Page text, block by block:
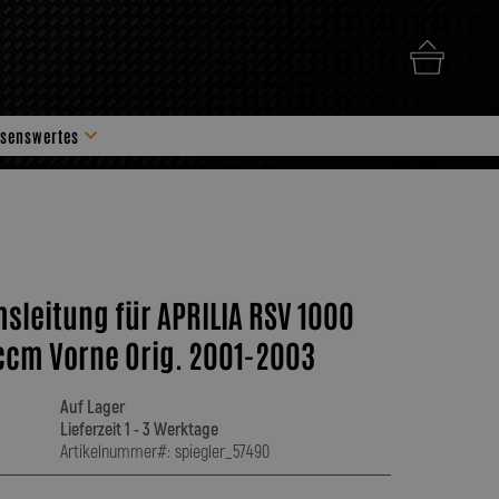
für APRILIA RSV 1000
Vorne Orig. 2001-2003
Auf Lager
Lieferzeit 1 - 3 Werktage
Artikelnummer#: spiegler_57490